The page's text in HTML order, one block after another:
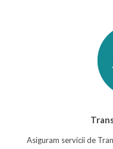
Asiguram servicii de